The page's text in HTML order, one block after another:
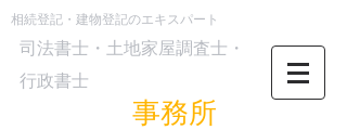
司法書士・土地家屋調査士・
行政書士
事務所
​相続登記・建物登記のエキスパート